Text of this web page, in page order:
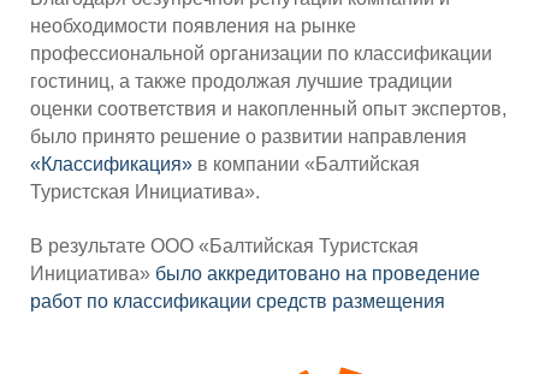
необходимости появления на рынке
профессиональной организации по классификации
гостиниц, а также продолжая лучшие традиции
оценки соответствия и накопленный опыт экспертов,
было принято решение о развитии направления
«Классификация»в компании «Балтийская
Туристская Инициатива».
В результате ООО «Балтийская Туристская
Инициатива» было аккредитовано на проведение
работ по классификации средств размещения